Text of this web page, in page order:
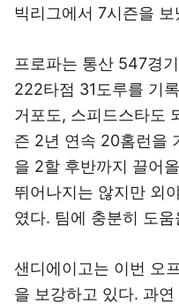
빅리그에서 7시즌을 보
프로파는 통산 547경
222타점 31도루를 기
거포도, 스피드스타도
즌 2년 연속 20홈런을
을 2할 후반까지 끌어
뛰어나지는 않지만 외
였다. 팀에 충분히 도
샌디에이고는 이번 오
을 보강하고 있다. 과